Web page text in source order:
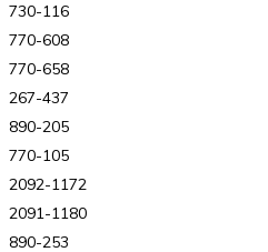
730-116
770-608
770-658
267-437
890-205
770-105
2092-1172
2091-1180
890-253